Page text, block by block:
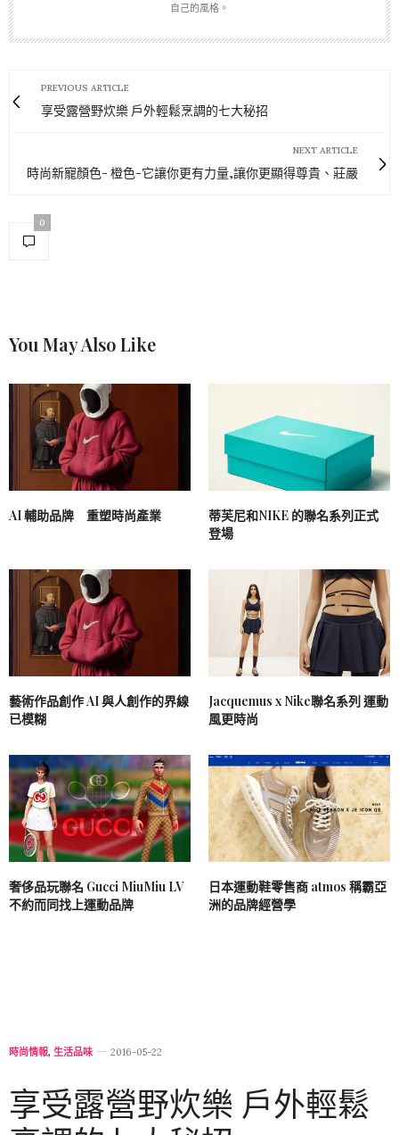
自己的風格。
PREVIOUS ARTICLE
享受露營野炊樂 戶外輕鬆烹調的七大秘招
NEXT ARTICLE
時尚新寵顏色- 橙色-它讓你更有力量,讓你更顯得尊貴、莊嚴
0
You May Also Like
AI 輔助品牌 重塑時尚產業
蒂芙尼和NIKE 的聯名系列正式
登場
藝術作品創作 AI 與人創作的界線
已模糊
Jacquemus x Nike聯名系列 運動
風更時尚
奢侈品玩聯名 Gucci MiuMiu LV
不約而同找上運動品牌
日本運動鞋零售商 atmos 稱霸亞
洲的品牌經營學
時尚情報, 生活品味 2016-05-22
享受露營野炊樂 戶外輕鬆